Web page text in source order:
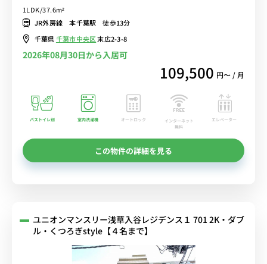
なお部屋■選べるWi-Fi格安レンタル中！
1LDK/37.6m²
JR外房線 本千葉駅 徒歩13分
千葉県千葉市中央区末広2-3-8
2026年08月30日から入居可
109,500 円〜 / 月
バストイレ別 室内洗濯機 オートロック
インターネット
無料
エレベーター
この物件の詳細を見る
ユニオンマンスリー浅草入谷レジデンス１ 701 2K・ダブ
ル・くつろぎstyle【４名まで】